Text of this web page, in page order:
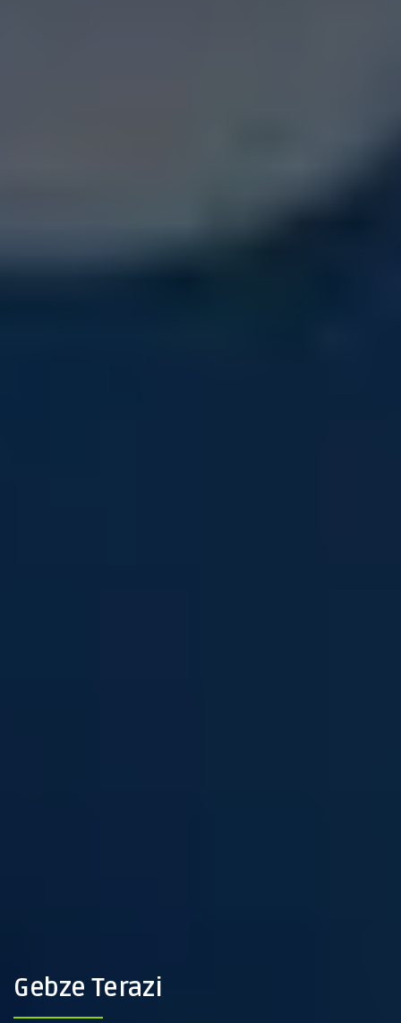
Gebze Terazi